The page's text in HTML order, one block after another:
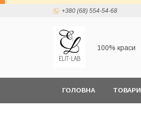
+380 (68) 554-54-68
100% краси
ГОЛОВНА ТОВАРИ